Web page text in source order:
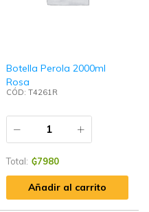
Botella Perola 2000ml
Rosa
CÓD: T4261R
Total: ₲7980
Añadir al carrito